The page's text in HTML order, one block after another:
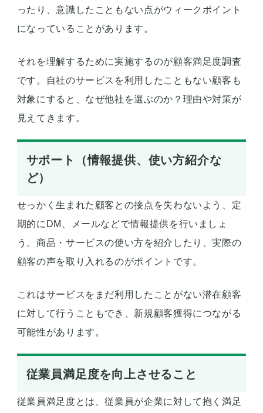
ったり、意識したこともない点がウィークポイント
になっていることがあります。
それを理解するために実施するのが顧客満足度調査
です。自社のサービスを利用したこともない顧客も
対象にすると、なぜ他社を選ぶのか？理由や対策が
見えてきます。
サポート（情報提供、使い方紹介な
ど）
せっかく生まれた顧客との接点を失わないよう、定
期的にDM、メールなどで情報提供を行いましょ
う。商品・サービスの使い方を紹介したり、実際の
顧客の声を取り入れるのがポイントです。
これはサービスをまだ利用したことがない潜在顧客
に対して行うこともでき、新規顧客獲得につながる
可能性があります。
従業員満足度を向上させること
従業員満足度とは、従業員が企業に対して抱く満足